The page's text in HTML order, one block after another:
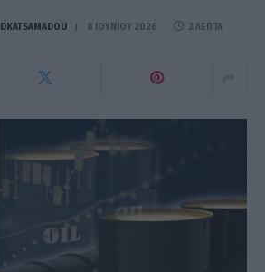
DKATSAMADOU 8 ΙΟΥΝΊΟΥ 2026 2 ΛΕΠΤΆ